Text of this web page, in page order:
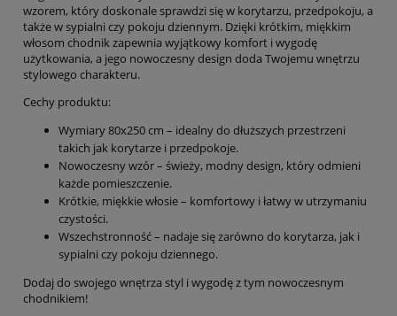
wzorem, który doskonale sprawdzi się w korytarzu, przedpokoju, a
także w sypialni czy pokoju dziennym. Dzięki krótkim, miękkim
włosom chodnik zapewnia wyjątkowy komfort i wygodę
użytkowania, a jego nowoczesny design doda Twojemu wnętrzu
stylowego charakteru.
Cechy produktu:
Wymiary 80x250 cm – idealny do dłuższych przestrzeni
takich jak korytarze i przedpokoje.
Nowoczesny wzór – świeży, modny design, który odmieni
każde pomieszczenie.
Krótkie, miękkie włosie – komfortowy i łatwy w utrzymaniu
czystości.
Wszechstronność – nadaje się zarówno do korytarza, jak i
sypialni czy pokoju dziennego.
Dodaj do swojego wnętrza styl i wygodę z tym nowoczesnym
chodnikiem!